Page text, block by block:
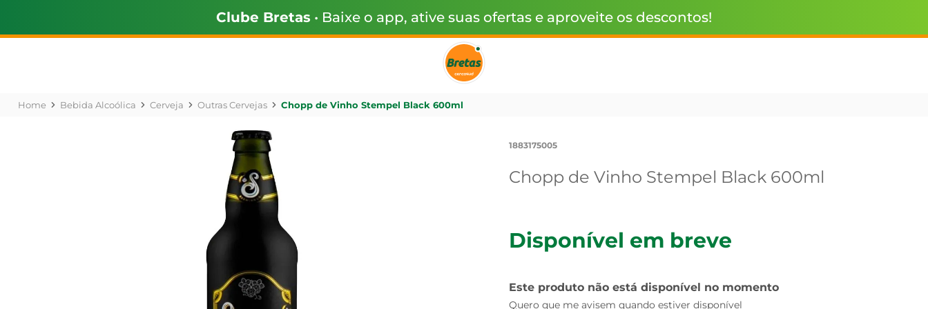
Clube Bretas • Baixe o app, ative suas ofertas e aproveite os descontos!
Bebida Alcoólica Cerveja Outras Cervejas Chopp de Vinho Stempel Black 600ml
1883175005
Chopp de Vinho Stempel Black 600ml
Disponível em breve
Este produto não está disponível no momento
Quero que me avisem quando estiver disponível